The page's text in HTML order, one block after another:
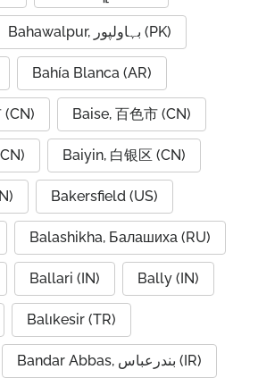
Bahawalpur, بہاولپور (PK)
Bahía Blanca (AR)
(CN) Baise, 百色市 (CN)
Baiyin, 白银区 (CN)
Bakersfield (US)
Balashikha, Балашиха (RU)
Ballari (IN) Bally (IN)
Balıkesir (TR)
Bandar Abbas, بندرعباس (IR)